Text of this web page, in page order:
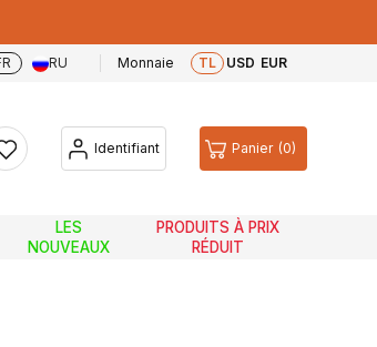
RU Monnaie TL USD EUR
Identifiant Panier 0
LES
NOUVEAUX
PRODUITS À PRIX
RÉDUIT